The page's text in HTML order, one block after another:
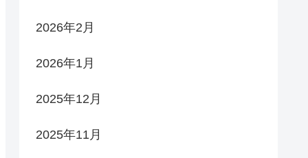
2026年2月
2026年1月
2025年12月
2025年11月